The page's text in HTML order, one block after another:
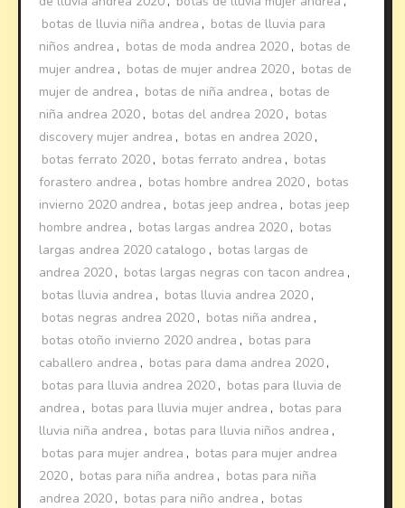
botas de lluvia niña andrea , botas de lluvia para
niños andrea , botas de moda andrea 2020 , botas de
mujer andrea , botas de mujer andrea 2020 , botas de
mujer de andrea , botas de niña andrea , botas de
niña andrea 2020 , botas del andrea 2020 , botas
discovery mujer andrea , botas en andrea 2020 ,
botas ferrato 2020 , botas ferrato andrea , botas
forastero andrea , botas hombre andrea 2020 , botas
invierno 2020 andrea , botas jeep andrea , botas jeep
hombre andrea , botas largas andrea 2020 , botas
largas andrea 2020 catalogo , botas largas de
andrea 2020 , botas largas negras con tacon andrea ,
botas lluvia andrea , botas lluvia andrea 2020 ,
botas negras andrea 2020 , botas niña andrea ,
botas otoño invierno 2020 andrea , botas para
caballero andrea , botas para dama andrea 2020 ,
botas para lluvia andrea 2020 , botas para lluvia de
andrea , botas para lluvia mujer andrea , botas para
lluvia niña andrea , botas para lluvia niños andrea ,
botas para mujer andrea , botas para mujer andrea
2020 , botas para niña andrea , botas para niña
andrea 2020 , botas para niño andrea , botas